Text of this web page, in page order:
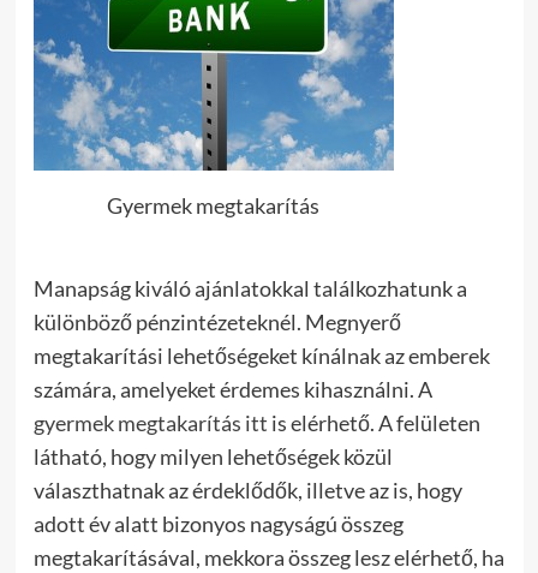
Gyermek megtakarítás
Manapság kiváló ajánlatokkal találkozhatunk a
különböző pénzintézeteknél. Megnyerő
megtakarítási lehetőségeket kínálnak az emberek
számára, amelyeket érdemes kihasználni. A
gyermek megtakarítás itt is elérhető. A felületen
látható, hogy milyen lehetőségek közül
választhatnak az érdeklődők, illetve az is, hogy
adott év alatt bizonyos nagyságú összeg
megtakarításával, mekkora összeg lesz elérhető, ha